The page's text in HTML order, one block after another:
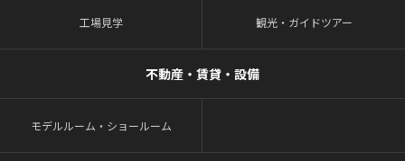
工場見学 観光・ガイドツアー
不動産・賃貸・設備
モデルルーム・ショールーム